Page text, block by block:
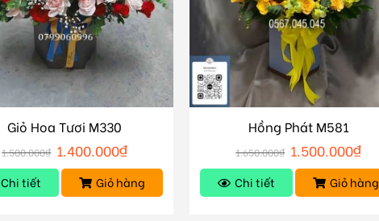
Giỏ Hoa Tươi M330
1.500.000₫ 1.400.000₫
Chi tiết Giỏ hàng
Hồng Phát M581
1.650.000₫ 1.500.000₫
Chi tiết Giỏ hàng